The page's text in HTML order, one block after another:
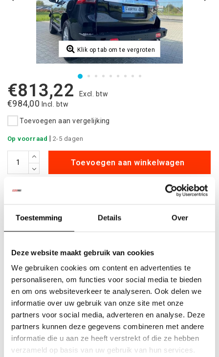
Toestemming Details Over
Deze website maakt gebruik van cookies
We gebruiken cookies om content en advertenties te
personaliseren, om functies voor social media te bieden
en om ons websiteverkeer te analyseren. Ook delen we
informatie over uw gebruik van onze site met onze
partners voor social media, adverteren en analyse. Deze
partners kunnen deze gegevens combineren met andere
informatie die u aan ze heeft verstrekt of die ze hebben
verzameld op basis van uw gebruik van hun services.
Klik op tab om te vergroten
€813,22 Excl. btw
€984,00 Incl. btw
Toevoegen aan vergelijking
Op voorraad 2-5 dagen
Toevoegen aan winkelwagen
Betaalbarekwalitatieve producten
Uitvoorraadleverbaar
heel Europa
+500